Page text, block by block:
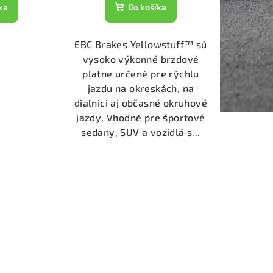
Do košíka
EBC Brakes Yellowstuff™ sú
vysoko výkonné brzdové
platne určené pre rýchlu
jazdu na okreskách, na
diaľnici aj občasné okruhové
jazdy. Vhodné pre športové
sedany, SUV a vozidlá s...